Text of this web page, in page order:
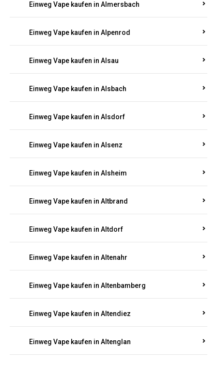
Einweg Vape kaufen in Almersbach
Einweg Vape kaufen in Alpenrod
Einweg Vape kaufen in Alsau
Einweg Vape kaufen in Alsbach
Einweg Vape kaufen in Alsdorf
Einweg Vape kaufen in Alsenz
Einweg Vape kaufen in Alsheim
Einweg Vape kaufen in Altbrand
Einweg Vape kaufen in Altdorf
Einweg Vape kaufen in Altenahr
Einweg Vape kaufen in Altenbamberg
Einweg Vape kaufen in Altendiez
Einweg Vape kaufen in Altenglan